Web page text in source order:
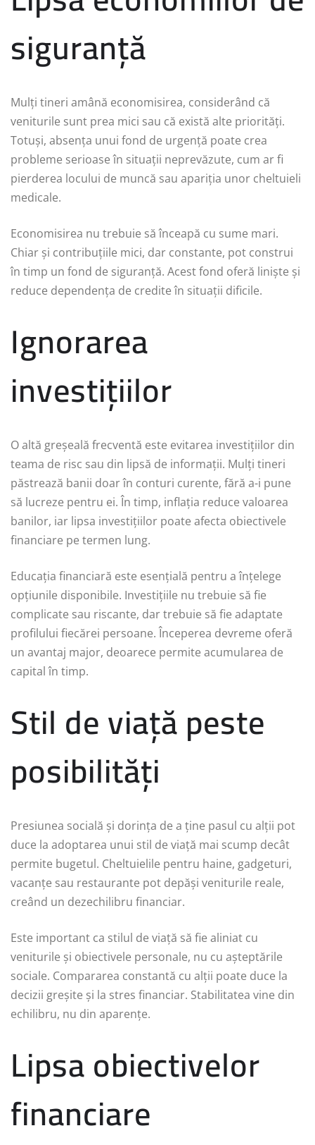
siguranță
Mulți tineri amână economisirea, considerând că
veniturile sunt prea mici sau că există alte priorități.
Totuși, absența unui fond de urgență poate crea
probleme serioase în situații neprevăzute, cum ar fi
pierderea locului de muncă sau apariția unor cheltuieli
medicale.
Economisirea nu trebuie să înceapă cu sume mari.
Chiar și contribuțiile mici, dar constante, pot construi
în timp un fond de siguranță. Acest fond oferă liniște și
reduce dependența de credite în situații dificile.
Ignorarea
investițiilor
O altă greșeală frecventă este evitarea investițiilor din
teama de risc sau din lipsă de informații. Mulți tineri
păstrează banii doar în conturi curente, fără a-i pune
să lucreze pentru ei. În timp, inflația reduce valoarea
banilor, iar lipsa investițiilor poate afecta obiectivele
financiare pe termen lung.
Educația financiară este esențială pentru a înțelege
opțiunile disponibile. Investițiile nu trebuie să fie
complicate sau riscante, dar trebuie să fie adaptate
profilului fiecărei persoane. Începerea devreme oferă
un avantaj major, deoarece permite acumularea de
capital în timp.
Stil de viață peste
posibilități
Presiunea socială și dorința de a ține pasul cu alții pot
duce la adoptarea unui stil de viață mai scump decât
permite bugetul. Cheltuielile pentru haine, gadgeturi,
vacanțe sau restaurante pot depăși veniturile reale,
creând un dezechilibru financiar.
Este important ca stilul de viață să fie aliniat cu
veniturile și obiectivele personale, nu cu așteptările
sociale. Compararea constantă cu alții poate duce la
decizii greșite și la stres financiar. Stabilitatea vine din
echilibru, nu din aparențe.
Lipsa obiectivelor
financiare